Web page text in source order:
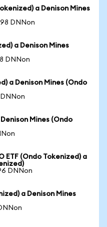
a Denison Mines
DNNon
a Denison Mines
DNNon
a Denison Mines (Ondo
DNNon
Mines (Ondo
ETF (Ondo Tokenized) a
DNNon
a Denison Mines